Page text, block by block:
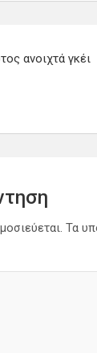
ανοιχτά γκέι
Τα